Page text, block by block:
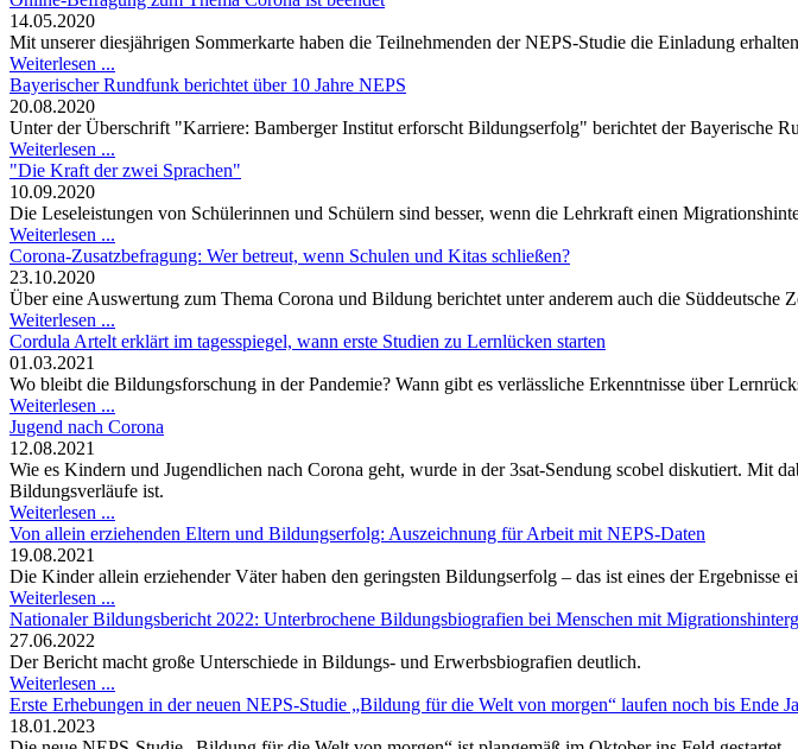
14.05.2020
Mit unserer diesjährigen Sommerkarte haben die Teilnehmenden der NEPS-Studie die Einladung
Weiterlesen ...
Bayerischer Rundfunk berichtet über 10 Jahre NEPS
20.08.2020
Unter der Überschrift "Karriere: Bamberger Institut erforscht Bildungserfolg" berichtet der Bayerische
Weiterlesen ...
"Die Kraft der zwei Sprachen"
10.09.2020
Die Leseleistungen von Schülerinnen und Schülern sind besser, wenn die Lehrkraft einen
Weiterlesen ...
Corona-Zusatzbefragung: Wer betreut, wenn Schulen und Kitas schließen?
23.10.2020
Über eine Auswertung zum Thema Corona und Bildung berichtet unter anderem auch die Süddeutsche
Weiterlesen ...
Cordula Artelt erklärt im tagesspiegel, wann erste Studien zu Lernlücken starten
01.03.2021
Wo bleibt die Bildungsforschung in der Pandemie? Wann gibt es verlässliche Erkenntnisse über
Weiterlesen ...
Jugend nach Corona
12.08.2021
Wie es Kindern und Jugendlichen nach Corona geht, wurde in der 3sat-Sendung scobel diskutiert.
Bildungsverläufe ist.
Weiterlesen ...
Von allein erziehenden Eltern und Bildungserfolg: Auszeichnung für Arbeit mit NEPS-Daten
19.08.2021
Die Kinder allein erziehender Väter haben den geringsten Bildungserfolg – das ist eines der Ergebnisse
Weiterlesen ...
Nationaler Bildungsbericht 2022: Unterbrochene Bildungsbiografien bei Menschen mit
27.06.2022
Der Bericht macht große Unterschiede in Bildungs- und Erwerbsbiografien deutlich.
Weiterlesen ...
Erste Erhebungen in der neuen NEPS-Studie „Bildung für die Welt von morgen“ laufen noch bis Ende
18.01.2023